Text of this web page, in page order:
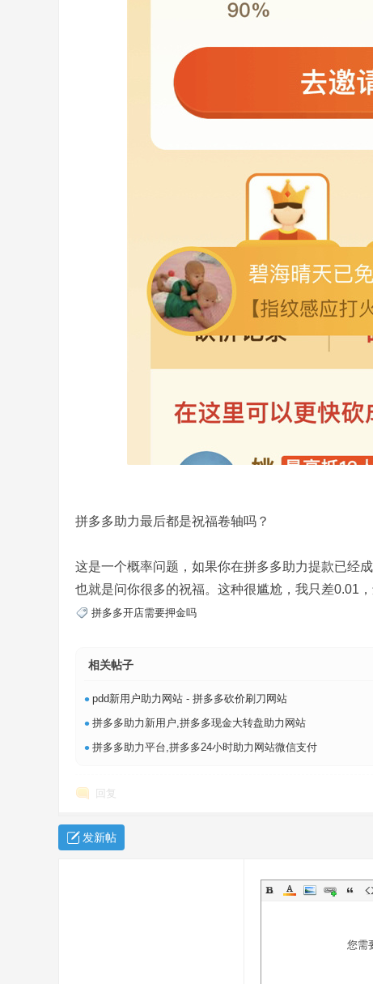
拼多多助力最后都是祝福卷轴吗？
这是一个概率问题，如果你在拼多多助力提款已经
也就是问你很多的祝福。这种很尴尬，我只差0.01
拼多多开店需要押金吗
相关帖子
• pdd新用户助力网站 - 拼多多砍价刷刀网站
• 拼多多助力新用户,拼多多现金大转盘助力网站
• 拼多多助力平台,拼多多24小时助力网站微信支付
回复
发新帖
您需